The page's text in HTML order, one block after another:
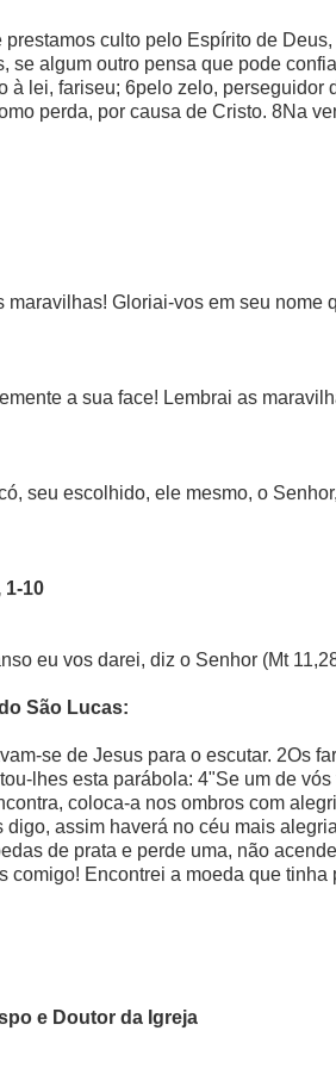
culto pelo Espírito de
algum outro pensa que pode
lei, fariseu; 6pelo zelo,
perda, por causa de Cristo. 8Na
Gloriai-vos em seu nome
a sua face! Lembrai as
seu escolhido, ele mesmo, o
1-10
eu vos darei, diz o Senhor (Mt
São Lucas:
se de Jesus para o escutar. 2Os
lhes esta parábola: 4"Se um de
coloca-a nos ombros com
assim haverá no céu mais
de prata e perde uma, não
Encontrei a moeda que
e Doutor da Igreja